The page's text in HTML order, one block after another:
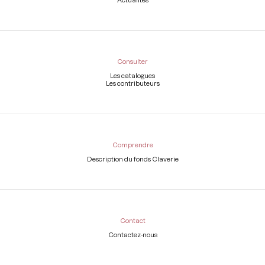
Consulter
Les catalogues
Les contributeurs
Comprendre
Description du fonds Claverie
Contact
Contactez-nous